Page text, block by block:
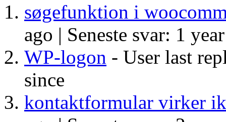
søgefunktion i
ago | Seneste svar: 1
WP-logon - User last
since
kontaktformular virker